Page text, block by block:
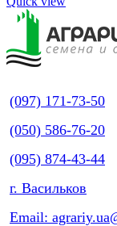
(097) 171-73-50
(050) 586-76-20
(095) 874-43-44
г. Васильков
Email: